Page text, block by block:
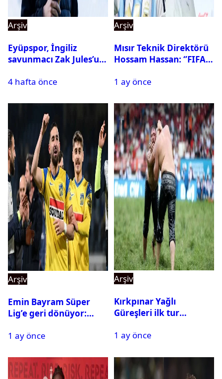
Arşiv
Eyüpspor, İngiliz
savunmacı Zak Jules’u
4 hafta önce
Arşiv
Mısır Teknik Direktörü
Hossam Hassan: ‘’FIFA,
istemiyor’’
1 ay önce
Arşiv
Emin Bayram Süper
Lig’e geri dönüyor:
1 ay önce
Arşiv
Kırkpınar Yağlı
Güreşleri ilk tur
2. tura geçen
1 ay önce